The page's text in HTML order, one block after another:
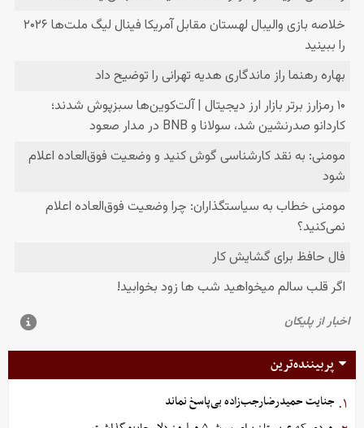
پربیننده‌ترین
۱. جنایت حمیدرضارجب‌زاده بی‌پاسخ نماند